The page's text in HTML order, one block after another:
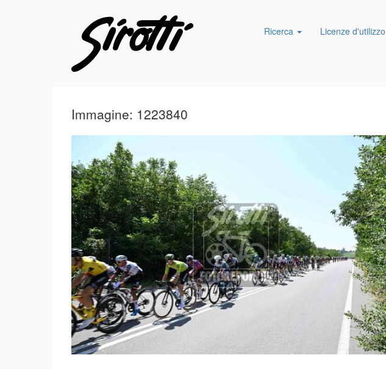
Ricerca Licenze d'utilizzo
Immagine: 1223840